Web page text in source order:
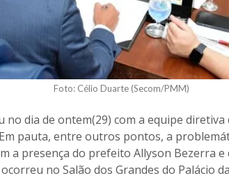
Foto: Célio Duarte (Secom/PMM)
dia de ontem(29) com a equipe diretiva
pauta, entre outros pontos, a
a presença do prefeito Allyson Bezerra
no Salão dos Grandes do Palácio